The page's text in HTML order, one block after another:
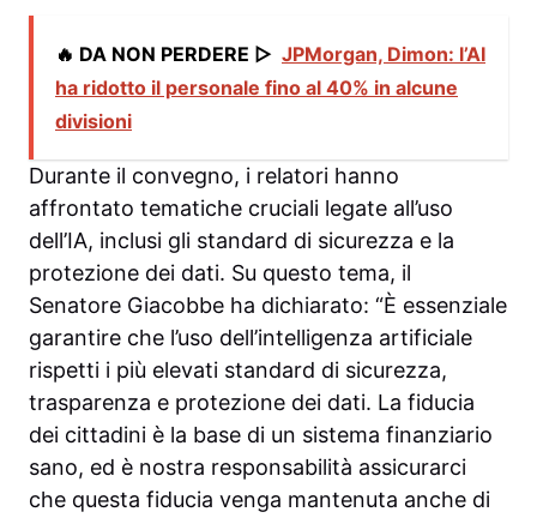
🔥 DA NON PERDERE ▷ JPMorgan, Dimon: l’AI
ha ridotto il personale fino al 40% in alcune
divisioni
Durante il convegno, i relatori hanno
affrontato tematiche cruciali legate all’uso
dell’IA, inclusi gli standard di sicurezza e la
protezione dei dati. Su questo tema, il
Senatore Giacobbe ha dichiarato: “È essenziale
garantire che l’uso dell’intelligenza artificiale
rispetti i più elevati standard di sicurezza,
trasparenza e protezione dei dati. La fiducia
dei cittadini è la base di un sistema finanziario
sano, ed è nostra responsabilità assicurarci
che questa fiducia venga mantenuta anche di